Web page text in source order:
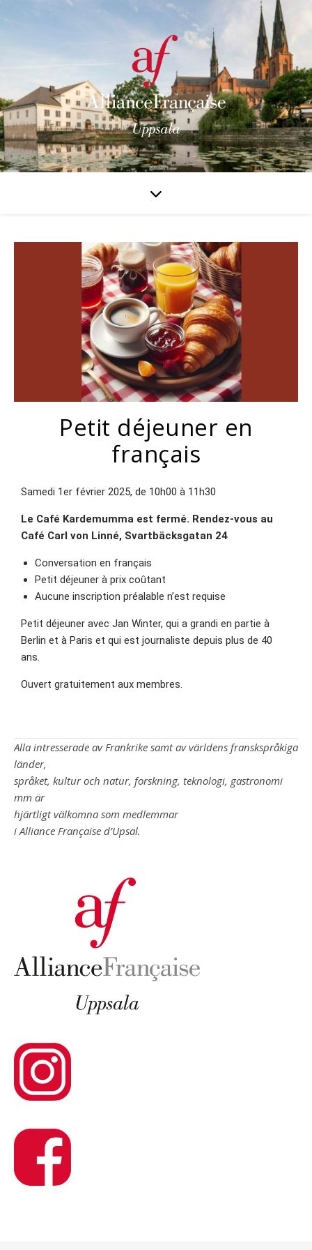
Petit déjeuner en
français
Samedi 1er février 2025, de 10h00 à 11h30
Le Café Kardemumma est fermé. Rendez-vous au
Café Carl von Linné, Svartbäcksgatan 24
Conversation en français
Petit déjeuner à prix coûtant
Aucune inscription préalable n’est requise
Petit déjeuner avec Jan Winter, qui a grandi en partie à
Berlin et à Paris et qui est journaliste depuis plus de 40
ans.
Ouvert gratuitement aux membres.
Alla intresserade av Frankrike samt av världens franskspråkiga
länder,
språket, kultur och natur, forskning, teknologi, gastronomi
mm är
hjärtligt välkomna som medlemmar
i Alliance Française d’Upsal.